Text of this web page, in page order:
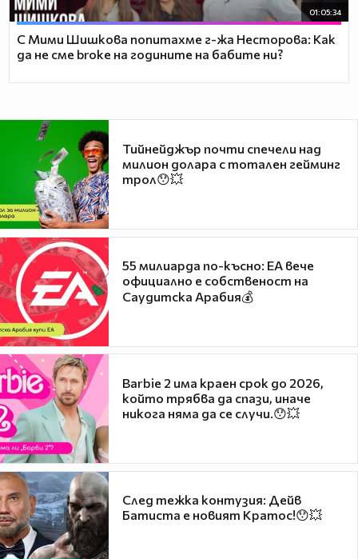
01:05:34
С Мими Шишкова попитахме г-жа Несторова: Как
да не сме broke на годините на бабите ни?
Тийнейджър почти спечели над
милион долара с тотален гейминг
трол😯💥
55 милиарда по-късно: EA вече
официално е собственост на
Саудитска Арабия💰
Barbie 2 има краен срок до 2026,
който трябва да спази, иначе
никога няма да се случи.😯💥
След тежка контузия: Дейв
Батиста е новият Кратос!😯💥